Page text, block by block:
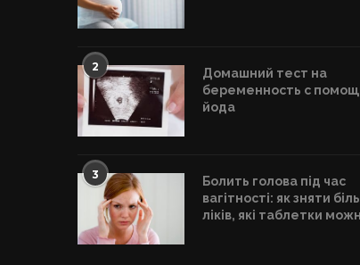
2
Домашний тест на
беременность с
йода
3
Болить голова під час
вагітності: як зняти
ліків, які таблетки